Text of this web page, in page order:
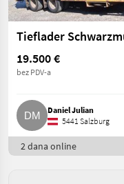
Tieflader
19.500 €
bez PDV-a
Daniel Julian
5441 Salzburg
2 dana online